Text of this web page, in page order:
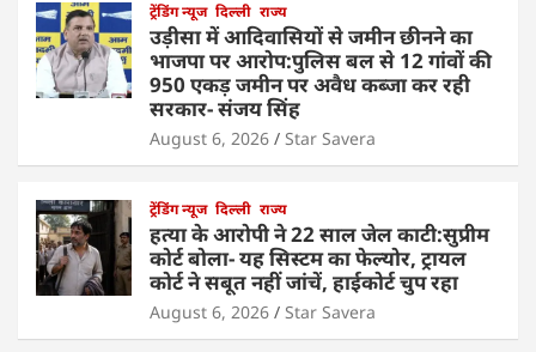
ट्रेंडिंग न्यूज दिल्ली राज्य
उड़ीसा में आदिवासियों से जमीन छीनने का
भाजपा पर आरोप:पुलिस बल से 12 गांवों की
950 एकड़ जमीन पर अवैध कब्जा कर रही
सरकार- संजय सिंह
August 6, 2026 Star Savera
ट्रेंडिंग न्यूज दिल्ली राज्य
हत्या के आरोपी ने 22 साल जेल काटी:सुप्रीम
कोर्ट बोला- यह सिस्टम का फेल्योर, ट्रायल
कोर्ट ने सबूत नहीं जांचें, हाईकोर्ट चुप रहा
August 6, 2026 Star Savera